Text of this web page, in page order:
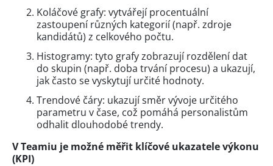
Koláčové grafy: vytvářejí procentuální
zastoupení různých kategorií (např. zdroje
kandidátů) z celkového počtu.
Histogramy: tyto grafy zobrazují rozdělení dat
do skupin (např. doba trvání procesu) a ukazují,
jak často se vyskytují určité hodnoty.
Trendové čáry: ukazují směr vývoje určitého
parametru v čase, což pomáhá personalistům
odhalit dlouhodobé trendy.
V Teamiu je možné měřit klíčové ukazatele výkonu
(KPI)